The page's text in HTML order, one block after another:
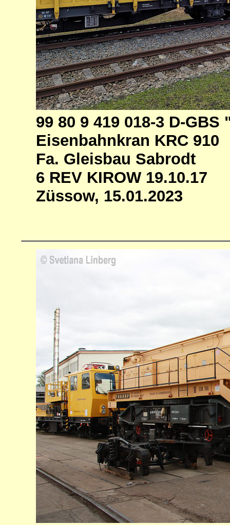
99 80 9 419 018-3 D-
Eisenbahnkran KRC 910
Fa. Gleisbau Sabrodt
6 REV KIROW 19.10.17
Züssow, 15.01.2023